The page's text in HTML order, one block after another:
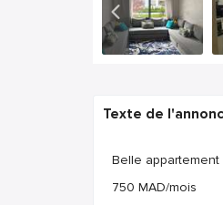
Texte de
Belle
750 MAD/mois